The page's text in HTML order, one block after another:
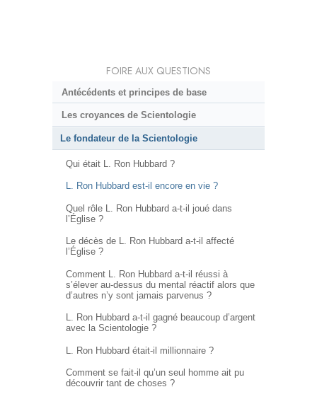
FOIRE AUX QUESTIONS
Antécédents et principes de base
Les croyances de Scientologie
Le fondateur de la Scientologie
Qui était L. Ron Hubbard ?
L. Ron Hubbard est-il encore en vie ?
Quel rôle L. Ron Hubbard a-t-il joué dans
l’Église ?
Le décès de L. Ron Hubbard a-t-il affecté
l’Église ?
Comment L. Ron Hubbard a-t-il réussi à
s’élever au-dessus du mental réactif alors que
d’autres n’y sont jamais parvenus ?
L. Ron Hubbard a-t-il gagné beaucoup d’argent
avec la Scientologie ?
L. Ron Hubbard était-il millionnaire ?
Comment se fait-il qu’un seul homme ait pu
découvrir tant de choses ?